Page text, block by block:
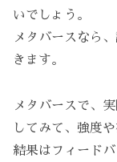
いでしょう。
メタバースなら
きます。
メタバースで、
してみて、強度
結果はフィード